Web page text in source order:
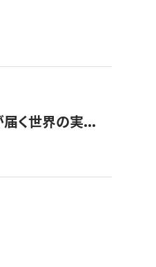
届く世界の実...